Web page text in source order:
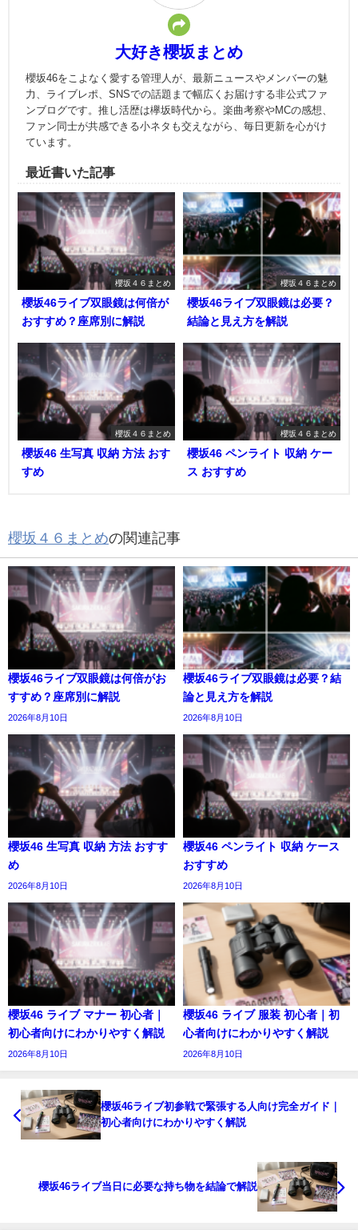
大好き櫻坂まとめ
櫻坂46をこよなく愛する管理人が、最新ニュースやメンバーの魅
力、ライブレポ、SNSでの話題まで幅広くお届けする非公式ファ
ンブログです。推し活歴は欅坂時代から。楽曲考察やMCの感想、
ファン同士が共感できる小ネタも交えながら、毎日更新を心がけ
ています。
最近書いた記事
櫻坂４６まとめ
櫻坂46ライブ双眼鏡は何倍が
おすすめ？座席別に解説
櫻坂４６まとめ
櫻坂46ライブ双眼鏡は必要？
結論と見え方を解説
櫻坂４６まとめ
櫻坂46 生写真 収納 方法 おす
すめ
櫻坂４６まとめ
櫻坂46 ペンライト 収納 ケー
ス おすすめ
櫻坂４６まとめの関連記事
櫻坂46ライブ双眼鏡は何倍がお
すすめ？座席別に解説
2026年8月10日
櫻坂46ライブ双眼鏡は必要？結
論と見え方を解説
2026年8月10日
櫻坂46 生写真 収納 方法 おすす
め
2026年8月10日
櫻坂46 ペンライト 収納 ケース
おすすめ
2026年8月10日
櫻坂46 ライブ マナー 初心者｜
初心者向けにわかりやすく解説
2026年8月10日
櫻坂46 ライブ 服装 初心者｜初
心者向けにわかりやすく解説
2026年8月10日
櫻坂46ライブ初参戦で緊張する人向け完全ガイド｜
初心者向けにわかりやすく解説
櫻坂46ライブ当日に必要な持ち物を結論で解説